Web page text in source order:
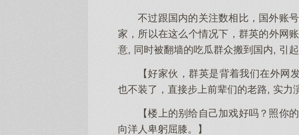
不过跟国内的关注数相比，国外账
家，所以在这么个情况下，群英的外网
意, 同时被翻墙的吃瓜群众搬到国内, 引起
【好家伙，群英是背着我们在外
也不装了，直接步上前辈们的老路, 实力
【楼上的别给自己加戏好吗？照你
向洋人卑躬屈膝。】